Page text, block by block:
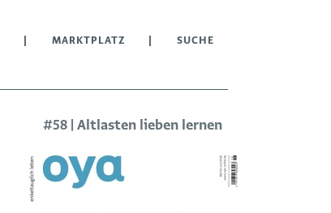
MARKTPLATZ SUCHE
#58 | Altlasten lieben lernen